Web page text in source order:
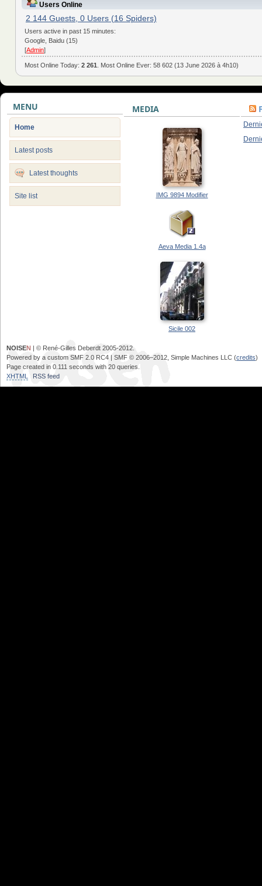
Users Online
2 144 Guests, 0 Users (16 Spiders)
Users active in past 15 minutes:
Google, Baidu (15)
[Admin]
Most Online Today:2 261 . Most Online Ever: 58 602 (13 June 2026 à 4h10)
MENU
Home
Latest posts
Latest thoughts
Site list
MEDIA
IMG 9894 Modifier
Aeva Media 1.4a
Sicile 002
NOISEN | © René-Gilles Deberdt 2005-2012.
Powered by a custom SMF 2.0 RC4 | SMF © 2006–2012, Simple Machines LLC (credits)
Page created in 0.111 seconds with 20 queries.
XHTML
RSS feed